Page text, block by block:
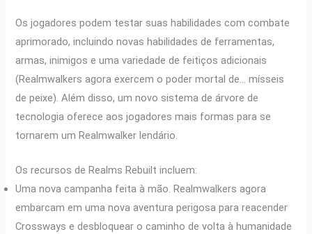
Os jogadores podem testar suas habilidades com combate
aprimorado, incluindo novas habilidades de ferramentas,
armas, inimigos e uma variedade de feitiços adicionais
(Realmwalkers agora exercem o poder mortal de… mísseis
de peixe). Além disso, um novo sistema de árvore de
tecnologia oferece aos jogadores mais formas para se
tornarem um Realmwalker lendário.
Os recursos de Realms Rebuilt incluem:
Uma nova campanha feita à mão. Realmwalkers agora
embarcam em uma nova aventura perigosa para reacender
Crossways e desbloquear o caminho de volta à humanidade